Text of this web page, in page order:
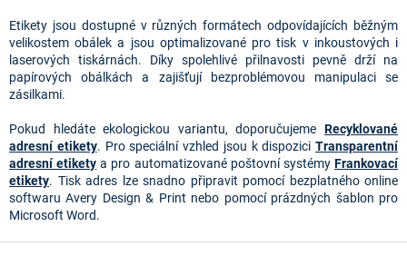
í
p
r
v
v
ý
p
i
s
Etikety jsou dostupné v různých formátech odpovídajících běžným
velikostem obálek a jsou optimalizované pro tisk v inkoustových i
laserových tiskárnách. Díky spolehlivé přilnavosti pevně drží na
papírových obálkách a zajišťují bezproblémovou manipulaci se
zásilkami.
Pokud hledáte ekologickou variantu, doporučujeme Recyklované
adresní etikety. Pro speciální vzhled jsou k dispozici Transparentní
adresní etikety a pro automatizované poštovní systémyFrankovací
etikety. Tisk adres lze snadno připravit pomocí bezplatného online
softwaru Avery Design & Print nebo pomocí prázdných šablon pro
Microsoft Word.